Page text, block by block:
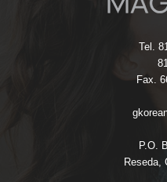
Tel.
818-
Fax.
P.O.
Reseda,